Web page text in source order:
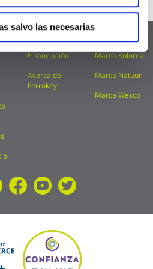
salvo las necesarias
689 163 848
Financiación
Acerca de
Ferrokey
Marca Kolorea
Marca Natuur
Marca Wesco